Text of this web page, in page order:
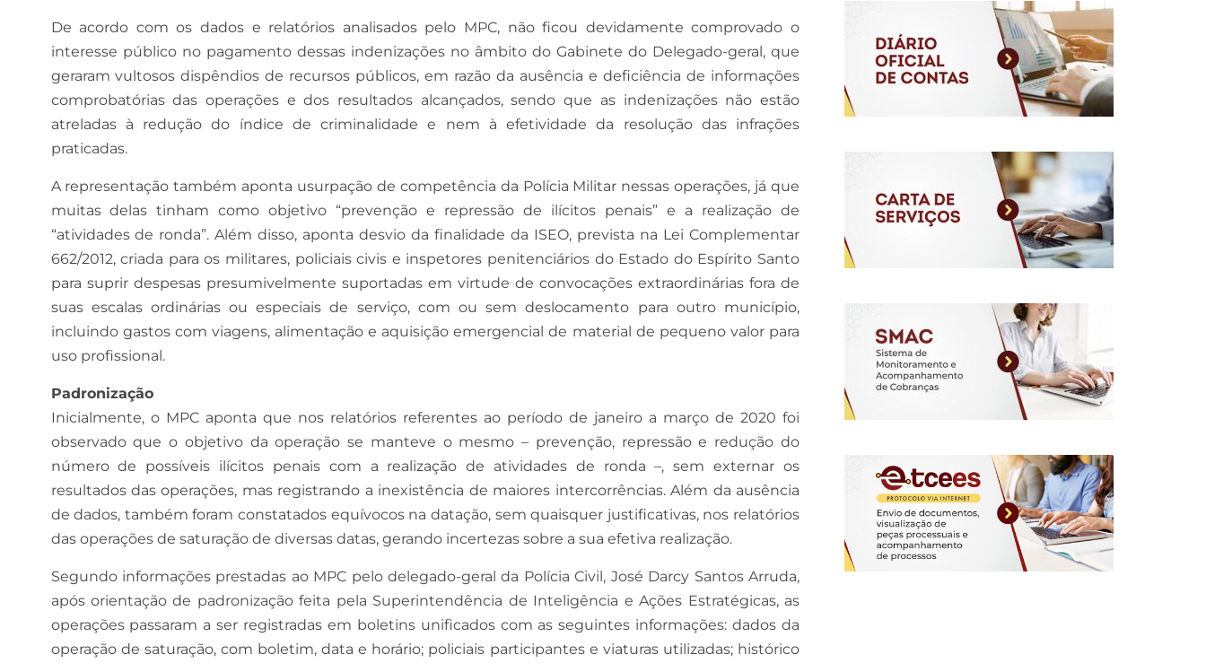
De acordo com os dados e relatórios analisados pelo MPC, não ficou devidamente comprovado o
interesse público no pagamento dessas indenizações no âmbito do Gabinete do Delegado-geral, que
geraram vultosos dispêndios de recursos públicos, em razão da ausência e deficiência de informações
comprobatórias das operações e dos resultados alcançados, sendo que as indenizações não estão
atreladas à redução do índice de criminalidade e nem à efetividade da resolução das infrações
praticadas.
A representação também aponta usurpação de competência da Polícia Militar nessas operações, já que
muitas delas tinham como objetivo “prevenção e repressão de ilícitos penais” e a realização de
“atividades de ronda”. Além disso, aponta desvio da finalidade da ISEO, prevista na Lei Complementar
662/2012, criada para os militares, policiais civis e inspetores penitenciários do Estado do Espírito Santo
para suprir despesas presumivelmente suportadas em virtude de convocações extraordinárias fora de
suas escalas ordinárias ou especiais de serviço, com ou sem deslocamento para outro município,
incluindo gastos com viagens, alimentação e aquisição emergencial de material de pequeno valor para
uso profissional.
Padronização
Inicialmente, o MPC aponta que nos relatórios referentes ao período de janeiro a março de 2020 foi
observado que o objetivo da operação se manteve o mesmo – prevenção, repressão e redução do
número de possíveis ilícitos penais com a realização de atividades de ronda –, sem externar os
resultados das operações, mas registrando a inexistência de maiores intercorrências. Além da ausência
de dados, também foram constatados equívocos na datação, sem quaisquer justificativas, nos relatórios
das operações de saturação de diversas datas, gerando incertezas sobre a sua efetiva realização.
Segundo informações prestadas ao MPC pelo delegado-geral da Polícia Civil, José Darcy Santos Arruda,
após orientação de padronização feita pela Superintendência de Inteligência e Ações Estratégicas, as
operações passaram a ser registradas em boletins unificados com as seguintes informações: dados da
operação de saturação, com boletim, data e horário; policiais participantes e viaturas utilizadas; histórico